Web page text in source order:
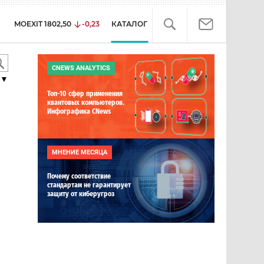
MOEXIT 1802,50 -0,23 КАТАЛОГ
CNEWS ANALYTICS
Топ-10 сфер применения
квантовых компьютеров.
Инфографика CNews
МНЕНИЕ МЕСЯЦА
Почему соответствие
стандартам не гарантирует
защиту от киберугроз